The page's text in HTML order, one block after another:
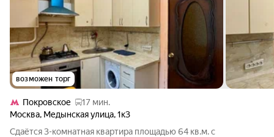
возможен торг
Покровское
17 мин.
Москва, Медынская улица,1к3
Сдаётся 3-комнатная квартира площадью 64 кв.м. с